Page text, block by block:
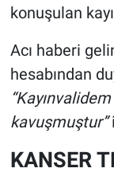
konuşulan
Acı haberi
hesabından
kavuşmuştur”
KANSER